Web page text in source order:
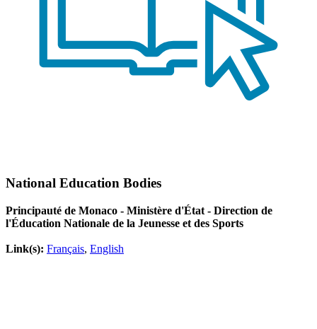
National Education Bodies
Principauté de Monaco - Ministère d'État - Direction de
l'Éducation Nationale de la Jeunesse et des Sports
Link(s): Français, English